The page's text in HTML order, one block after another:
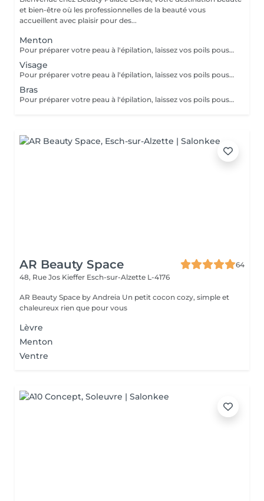
et bien-être où les professionnelles de la beauté vous
accueillent avec plaisir pour des...
Menton
Pour préparer votre peau à l'épilation, laissez vos poils pousser pendant au moins deux semaines après le dernier rasage pour assurer une longueur adéquate. Il est également recommandé, mais non indispensable, d'effectuer un gommage doux 24 heures avant la séance pour éliminer les cellules mortes et faciliter l'extraction des poils. Le jour de l'épilation, évitez d'appliquer des crèmes ou des huiles sur la zone concernée afin d'assurer une bonne adhérence de la cire. Enfin, protégez votre peau en évitant l'exposition au soleil ou les séances de bronzage, qui pourraient la rendre plus sensible et irritable.
Visage
Pour préparer votre peau à l'épilation, laissez vos poils pousser pendant au moins deux semaines après le dernier rasage pour assurer une longueur adéquate. Il est également recommandé, mais non indispensable, d'effectuer un gommage doux 24 heures avant la séance pour éliminer les cellules mortes et faciliter l'extraction des poils. Le jour de l'épilation, évitez d'appliquer des crèmes ou des huiles sur la zone concernée afin d'assurer une bonne adhérence de la cire. Enfin, protégez votre peau en évitant l'exposition au soleil ou les séances de bronzage, qui pourraient la rendre plus sensible et irritable.
Bras
Pour préparer votre peau à l'épilation, laissez vos poils pousser pendant au moins deux semaines après le dernier rasage pour assurer une longueur adéquate. Il est également recommandé, mais non indispensable, d'effectuer un gommage doux 24 heures avant la séance pour éliminer les cellules mortes et faciliter l'extraction des poils. Le jour de l'épilation, évitez d'appliquer des crèmes ou des huiles sur la zone concernée afin d'assurer une bonne adhérence de la cire. Enfin, protégez votre peau en évitant l'exposition au soleil ou les séances de bronzage, qui pourraient la rendre plus sensible et irritable.
AR Beauty Space
64
48, Rue Jos Kieffer Esch-sur-Alzette L-4176
AR Beauty Space by Andreia Un petit cocon cozy, simple et
chaleureux rien que pour vous
Lèvre
Menton
Ventre